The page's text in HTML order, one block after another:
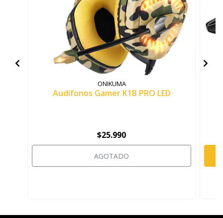
ONIKUMA
Audífonos Gamer K1B PRO LED
$25.990
AGOTADO